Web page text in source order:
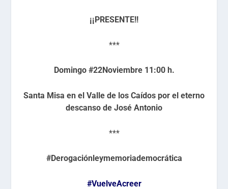
¡¡PRESENTE!!
***
Domingo #22Noviembre 11:00 h.
Santa Misa en el Valle de los Caídos por el eterno
descanso de José Antonio
***
#Derogaciónleymemoriademocrática
#VuelveAcreer